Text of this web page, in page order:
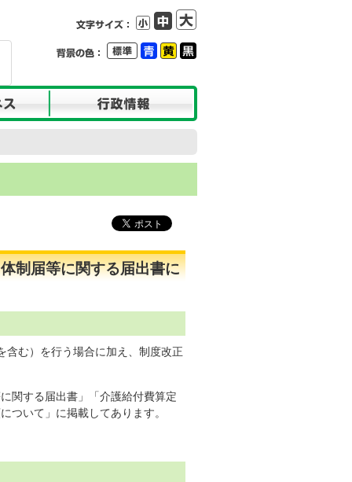
制届等に関する届出書に
含む）を行う場合に加え、制度改正
関する届出書」「介護給付費算定
ついて」に掲載してあります。